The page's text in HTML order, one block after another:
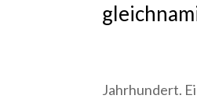
Jahrhundert.